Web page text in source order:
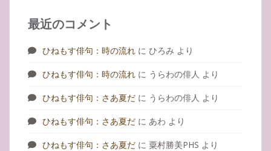
最近のコメント
ひねもす俳句：時の流れ に ひろみ より
ひねもす俳句：時の流れ に うらわの俳人 より
ひねもす俳句：さあ夏だ に うらわの俳人 より
ひねもす俳句：さあ夏だ に あわ より
ひねもす俳句：さあ夏だ に 粟村勝美PHS より